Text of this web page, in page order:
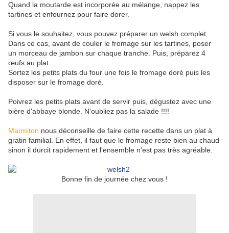
Quand la moutarde est incorporée au mélange, nappez les
tartines et enfournez pour faire dorer.
Si vous le souhaitez, vous pouvez préparer un welsh complet.
Dans ce cas, avant de couler le fromage sur les tartines, poser
un morceau de jambon sur chaque tranche. Puis, préparez 4
œufs au plat.
Sortez les petits plats du four une fois le fromage doré puis les
disposer sur le fromage doré.
Poivrez les petits plats avant de servir puis, dégustez avec une
bière d'abbaye blonde. N'oubliez pas la salade !!!!
Marmiton nous déconseille de faire cette recette dans un plat à
gratin familial. En effet, il faut que le fromage reste bien au chaud
sinon il durcit rapidement et l'ensemble n’est pas très agréable.
Bonne fin de journée chez vous !